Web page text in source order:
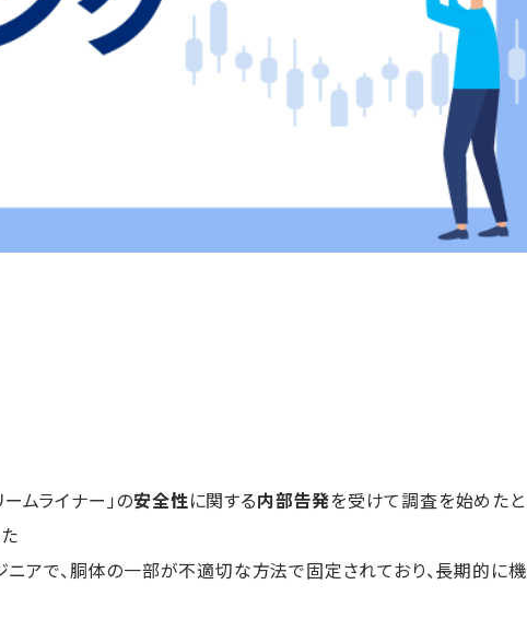
ムライナー」の安全性に関する内部告発を受けて調査を始めたと
アで、胴体の一部が不適切な方法で固定されており、長期的に機